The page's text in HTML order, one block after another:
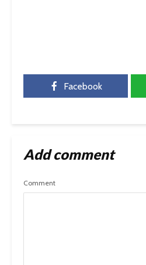
Facebook
Add comment
Comment